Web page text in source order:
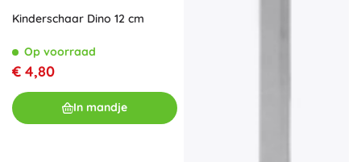
Kinderschaar Dino 12 cm
Op voorraad
€ 4,80
In mandje